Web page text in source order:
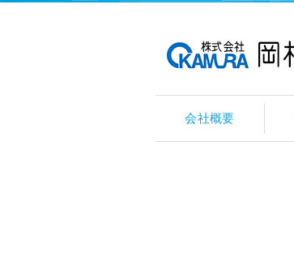
会社概要